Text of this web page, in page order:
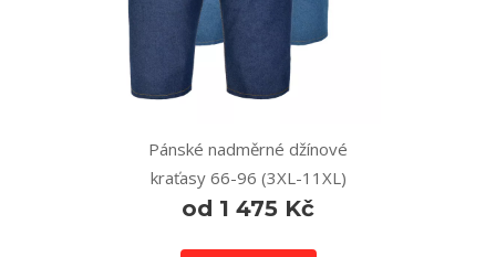
Pánské nadměrné džínové
kraťasy 66-96 (3XL-11XL)
od 1 475 Kč